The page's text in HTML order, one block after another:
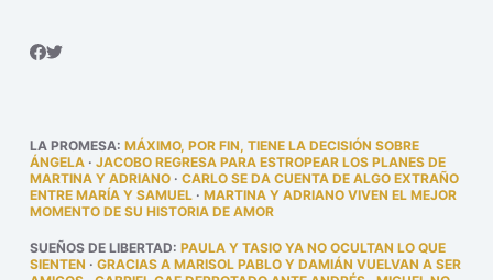
LA PROMESA: MÁXIMO, POR FIN, TIENE LA DECISIÓN SOBRE
ÁNGELA· JACOBO REGRESA PARA ESTROPEAR LOS PLANES DE
MARTINA Y ADRIANO· CARLO SE DA CUENTA DE ALGO EXTRAÑO
ENTRE MARÍA Y SAMUEL· MARTINA Y ADRIANO VIVEN EL MEJOR
MOMENTO DE SU HISTORIA DE AMOR
SUEÑOS DE LIBERTAD: PAULA Y TASIO YA NO OCULTAN LO QUE
SIENTEN · GRACIAS A MARISOL PABLO Y DAMIÁN VUELVAN A SER